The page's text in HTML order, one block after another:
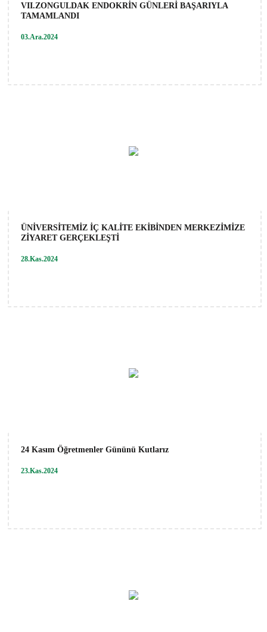
VII.ZONGULDAK ENDOKRİN GÜNLERİ BAŞARIYLA
TAMAMLANDI
03.Ara.2024
ÜNİVERSİTEMİZ İÇ KALİTE EKİBİNDEN MERKEZİMİZE
ZİYARET GERÇEKLEŞTİ
28.Kas.2024
24 Kasım Öğretmenler Gününü Kutlarız
23.Kas.2024